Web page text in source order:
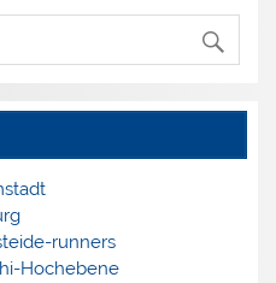
runners
Hochebene